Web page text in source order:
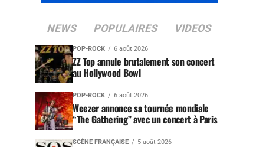
NEWS POPULAIRES VIDEOS
POP-ROCK 6 août 2026
ZZ Top annule brutalement son concert
au Hollywood Bowl
POP-ROCK 6 août 2026
Weezer annonce sa tournée mondiale
“The Gathering” avec un concert à Paris
SCÈNE FRANÇAISE 5 août 2026